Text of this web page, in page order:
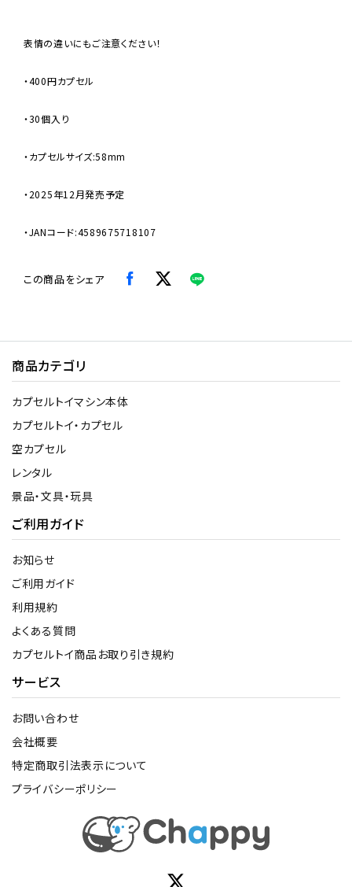
表情の違いにもご注意ください！
・400円カプセル
・30個入り
・カプセルサイズ:58mm
・2025年12月発売予定
・JANコード:4589675718107
この商品をシェア
商品カテゴリ
カプセルトイマシン本体
カプセルトイ・カプセル
空カプセル
レンタル
景品・文具・玩具
ご利用ガイド
お知らせ
ご利用ガイド
利用規約
よくある質問
カプセルトイ商品お取り引き規約
サービス
お問い合わせ
会社概要
特定商取引法表示について
プライバシーポリシー